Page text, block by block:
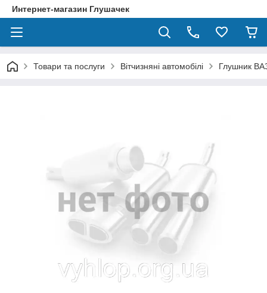
Интернет-магазин Глушачек
Товари та послуги Вітчизняні автомобілі Глушник